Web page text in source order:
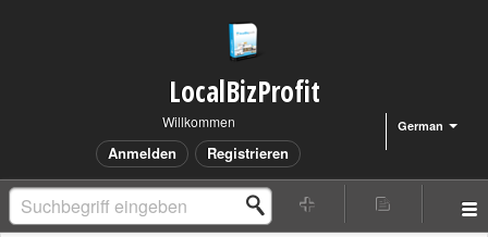
LocalBizProfit
German
Willkommen
Anmelden Registrieren